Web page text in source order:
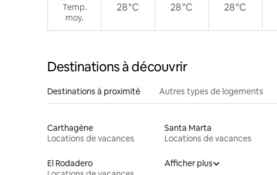
Temp.
moy.
28 °C 28 °C 28 °C
Destinations à découvrir
Destinations à proximité Autres types de logements
Carthagène
Locations de vacances
Santa Marta
Locations de vacances
El Rodadero
Afficher plus